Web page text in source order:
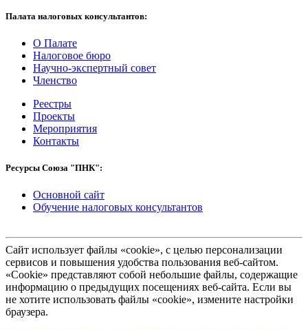
Палата налоговых консультантов:
О Палате
Налоговое бюро
Научно-экспертный совет
Членство
Реестры
Проекты
Мероприятия
Контакты
Ресурсы Союза "ПНК":
Основной сайт
Обучение налоговых консультантов
Сайт использует файлы «cookie», с целью персонализации
сервисов и повышения удобства пользования веб-сайтом.
«Cookie» представляют собой небольшие файлы, содержащие
информацию о предыдущих посещениях веб-сайта. Если вы
не хотите использовать файлы «cookie», измените настройки
браузера.